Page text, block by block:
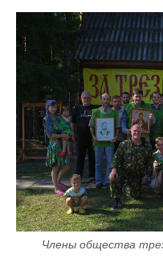
Члены общества